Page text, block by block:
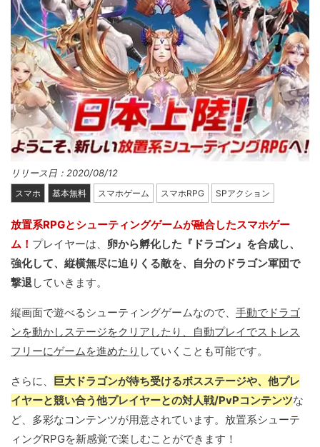
リリース日：2020/08/12
スマホ 基本無料 スマホゲーム スマホRPG SPアクション
放置系RPGとシューティングゲームが融合したスマホゲー
ム！ プレイヤーは、 卵から孵化した『ドラゴン』を合成し、
強化して、縦横無尽に迫りくる敵を、自分のドラゴン軍団で
撃退していきます。
縦画面で遊べるシューティングゲームなので、 手動でドラゴ
ンを動かしステージをクリアしたり、自動プレイでストレス
フリーにゲームを進めたり していくことも可能です。
さらに、 巨大ドラゴンが待ち受けるボスステージや、他プレ
イヤーと競い合う他プレイヤーとの対人戦/PvPコンテンツな
ど、多彩なコンテンツが用意されています。放置系シューテ
ィングRPGを新感覚で楽しむことができます！